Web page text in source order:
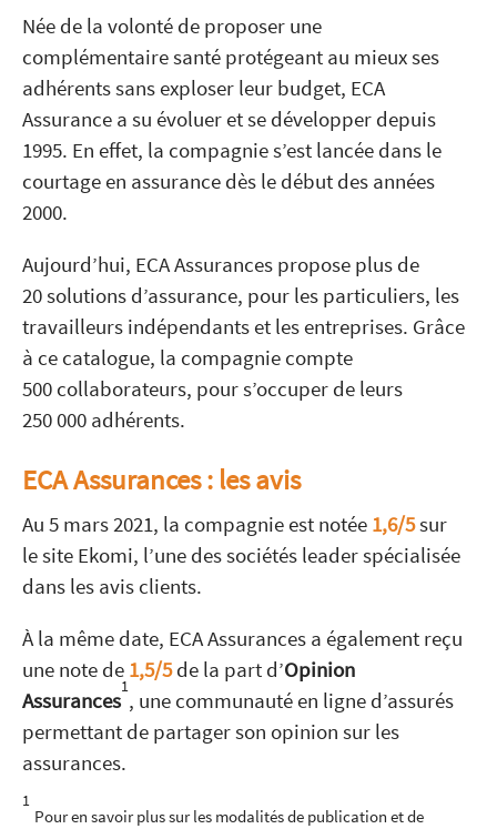
Née de la volonté de proposer une
complémentaire santé protégeant au mieux ses
adhérents sans exploser leur budget, ECA
Assurance a su évoluer et se développer depuis
1995. En effet, la compagnie s’est lancée dans le
courtage en assurance dès le début des années
2000.
Aujourd’hui, ECA Assurances propose plus de
20 solutions d’assurance, pour les particuliers, les
travailleurs indépendants et les entreprises. Grâce
à ce catalogue, la compagnie compte
500 collaborateurs, pour s’occuper de leurs
250 000 adhérents.
ECA Assurances : les avis
Au 5 mars 2021, la compagnie est notée 1,6/5sur
le site Ekomi, l’une des sociétés leader spécialisée
dans les avis clients.
À la même date, ECA Assurances a également reçu
une note de 1,5/5de la part d’Opinion
Assurances
1
, une communauté en ligne d’assurés
permettant de partager son opinion sur les
assurances.
1
Pour en savoir plus sur les modalités de publication et de